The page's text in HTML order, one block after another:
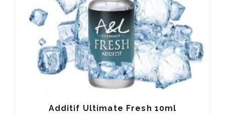
Additif Ultimate Fresh 10ml